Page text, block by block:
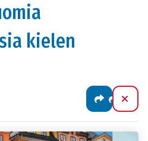
kielen
Jaa